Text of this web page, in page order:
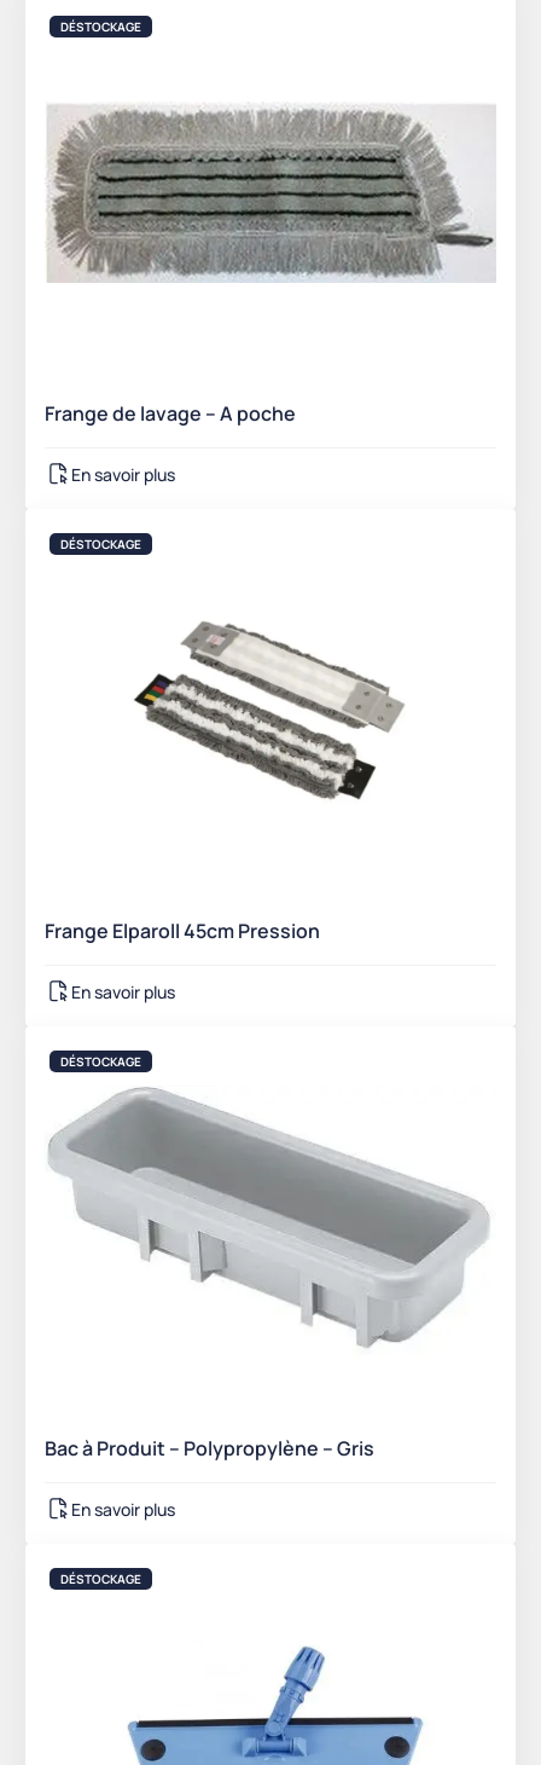
DÉSTOCKAGE
Frange de lavage – A poche
En savoir plus
DÉSTOCKAGE
Frange Elparoll 45cm Pression
En savoir plus
DÉSTOCKAGE
Bac à Produit – Polypropylène – Gris
En savoir plus
DÉSTOCKAGE